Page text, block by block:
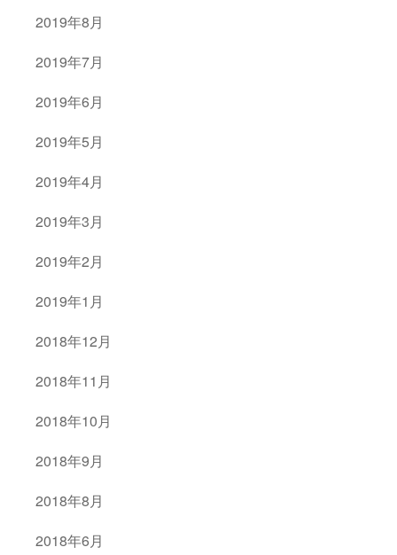
2019年8月
2019年7月
2019年6月
2019年5月
2019年4月
2019年3月
2019年2月
2019年1月
2018年12月
2018年11月
2018年10月
2018年9月
2018年8月
2018年6月